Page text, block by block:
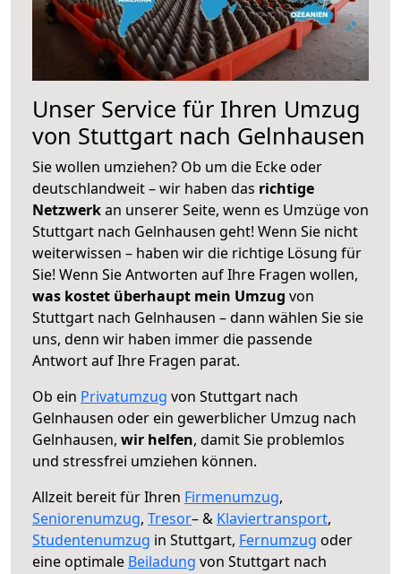
Unser Service für Ihren Umzug
von Stuttgart nach Gelnhausen
Sie wollen umziehen? Ob um die Ecke oder
deutschlandweit – wir haben das richtige
Netzwerkan unserer Seite, wenn es Umzüge von
Stuttgart nach Gelnhausen geht! Wenn Sie nicht
weiterwissen – haben wir die richtige Lösung für
Sie! Wenn Sie Antworten auf Ihre Fragen wollen,
was kostet überhaupt mein Umzug von
Stuttgart nach Gelnhausen – dann wählen Sie sie
uns, denn wir haben immer die passende
Antwort auf Ihre Fragen parat.
Ob ein Privatumzug von Stuttgart nach
Gelnhausen oder ein gewerblicher Umzug nach
Gelnhausen, wir helfen, damit Sie problemlos
und stressfrei umziehen können.
Allzeit bereit für Ihren Firmenumzug,
Seniorenumzug, Tresor– & Klaviertransport,
Studentenumzug in Stuttgart, Fernumzug oder
eine optimale Beiladung von Stuttgart nach